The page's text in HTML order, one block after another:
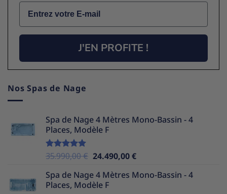
Email
J'EN PROFITE !
Nos Spas de Nage
Spa de Nage 4 Mètres Mono-Bassin - 4
Places, Modèle F
Note5.00
35.990,00€ Le
initial
était :
24.490,00€Le
actuel
Spa de Nage 4 Mètres Mono-Bassin - 4
Places, Modèle F